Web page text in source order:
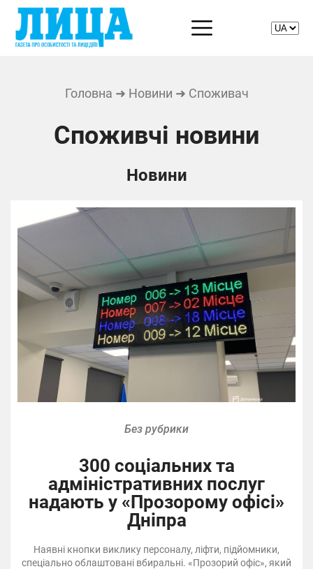
Головна ➜ Новини ➜ Споживач
Споживчі новини
Новини
Без рубрики
300 соціальних та
адміністративних послуг
надають у «Прозорому офісі»
Дніпра
Наявні кнопки виклику персоналу, ліфти, підйомники,
спеціально облаштовані вбиральні. «Прозорий офіс», який